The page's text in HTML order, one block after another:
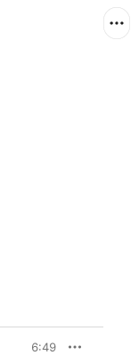
6:49